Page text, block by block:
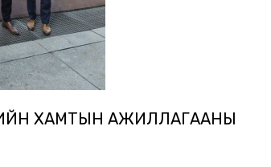
ХАМТЫН АЖИЛЛАГААНЫ